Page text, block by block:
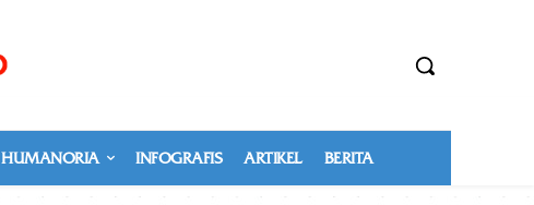
HUMANORIA INFOGRAFIS ARTIKEL BERITA